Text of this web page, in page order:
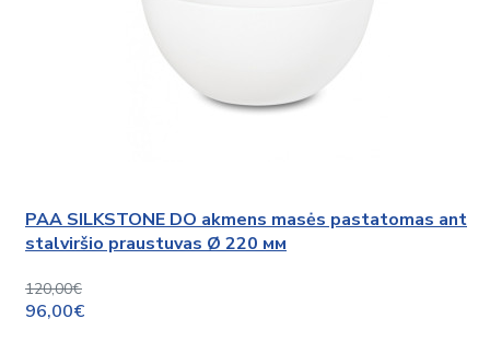
PAA SILKSTONE DO akmens masės pastatomas ant
stalviršio praustuvas Ø 220 мм
120,00€
96,00€